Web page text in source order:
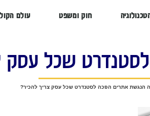
חוק ומשפט עולם
שכל עסק
הנגשת אתרים הפכה לסטנדרט שכל עסק צריך להכיר?